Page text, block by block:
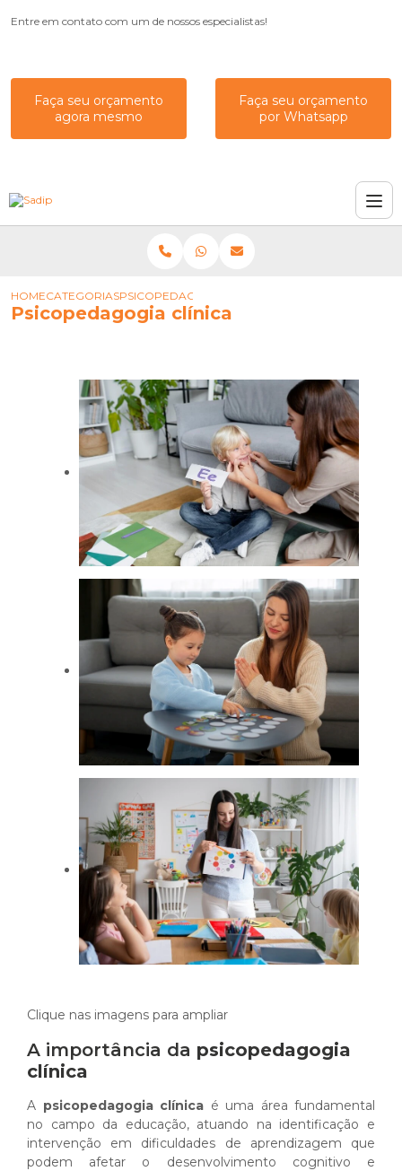
Entre em contato com um de nossos especialistas!
Faça seu orçamento
agora mesmo
Faça seu orçamento
por Whatsapp
HOMECATEGORIASPSICOPEDAGOGIA CLÍNICA
Psicopedagogia clínica
Clique nas imagens para ampliar
A importância da psicopedagogia
clínica
A psicopedagogia clínica é uma área fundamental
no campo da educação, atuando na identificação e
intervenção em dificuldades de aprendizagem que
podem afetar o desenvolvimento cognitivo e